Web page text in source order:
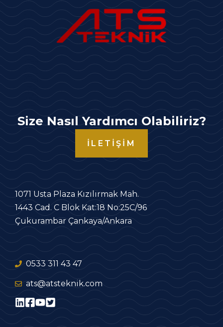
Size Nasıl Yardımcı Olabiliriz?
İLETIŞIM
1071 Usta Plaza Kızılırmak Mah.
1443 Cad. C Blok Kat:18 No:25C/96
Çukurambar Çankaya/Ankara
0533 311 43 47
ats@atsteknik.com